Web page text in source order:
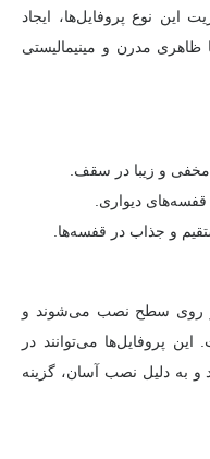
این نوع پروفایل‌ها، ایجاد
مدرن و مینیمالیستی
و زیبا در سقف.
قفسه‌های دیواری.
و جذاب در قفسه‌ها.
روی سطح نصب می‌شوند و
پروفایل‌ها می‌توانند در
به دلیل نصب آسان، گزینه